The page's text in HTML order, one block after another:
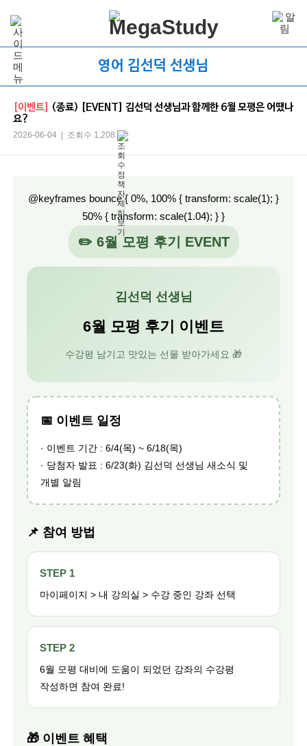
영어 김선덕 선생님
[이벤트]
(종료) [EVENT] 김선덕 선생님과 함께한 6월 모평은 어땠나
요?
2026-06-04 | 조회수 1,208
@keyframes bounce { 0%, 100% { transform: scale(1); }
50% { transform: scale(1.04); } }
✏️ 6월 모평 후기 EVENT
김선덕 선생님
6월 모평 후기 이벤트
수강평 남기고 맛있는 선물 받아가세요 🎁
📅 이벤트 일정
· 이벤트 기간 : 6/4(목) ~ 6/18(목)
· 당첨자 발표 : 6/23(화) 김선덕 선생님 새소식 및
개별 알림
📌 참여 방법
STEP 1
마이페이지 > 내 강의실 > 수강 중인 강좌 선택
STEP 2
6월 모평 대비에 도움이 되었던 강좌의 수강평
작성하면 참여 완료!
🎁 이벤트 혜택